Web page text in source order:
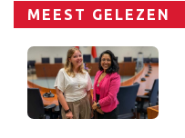
MEEST GELEZEN